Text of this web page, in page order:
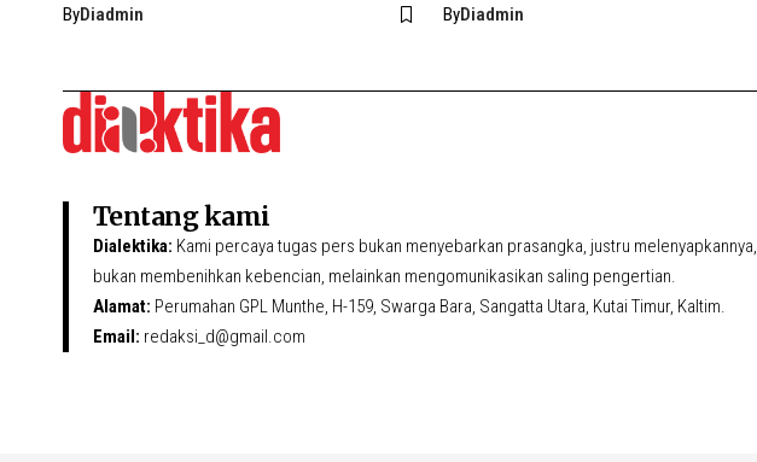
ByDiadmin ByDiadmin
Tentang kami
Dialektika: Kami percaya tugas pers bukan menyebarkan prasangka, justru melenyapkannya,
bukan membenihkan kebencian, melainkan mengomunikasikan saling pengertian.
Alamat: Perumahan GPL Munthe, H-159, Swarga Bara, Sangatta Utara, Kutai Timur, Kaltim.
Email: redaksi_d@gmail.com